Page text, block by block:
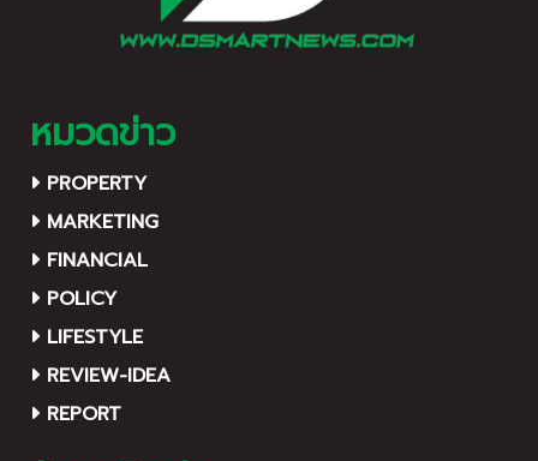
หมวดข่าว
PROPERTY
MARKETING
FINANCIAL
POLICY
LIFESTYLE
REVIEW-IDEA
REPORT